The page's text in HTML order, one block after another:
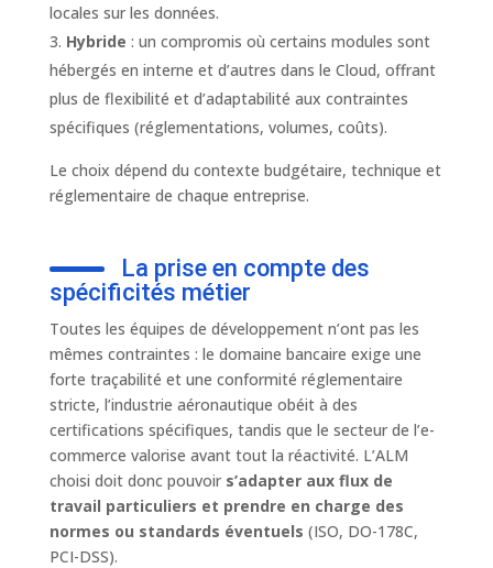
locales sur les données.
Hybride : un compromis où certains modules sont
hébergés en interne et d’autres dans le Cloud, offrant
plus de flexibilité et d’adaptabilité aux contraintes
spécifiques (réglementations, volumes, coûts).
Le choix dépend du contexte budgétaire, technique et
réglementaire de chaque entreprise.
La prise en compte des
spécificités métier
Toutes les équipes de développement n’ont pas les
mêmes contraintes : le domaine bancaire exige une
forte traçabilité et une conformité réglementaire
stricte, l’industrie aéronautique obéit à des
certifications spécifiques, tandis que le secteur de l’e-
commerce valorise avant tout la réactivité. L’ALM
choisi doit donc pouvoir s’adapter aux flux de
travail particuliers et prendre en charge des
normes ou standards éventuels (ISO, DO-178C,
PCI-DSS).